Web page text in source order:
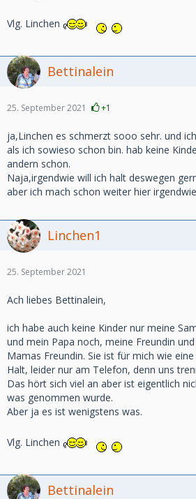
Vlg. Linchen
Bettinalein
25. September 2021 +1
ja,Linchen es schmerzt sooo sehr. und
als ich sowieso schon bin. hab keine
andern schon.
Naja,irgendwie will ich halt deswegen
aber ich mach schon weiter hier
Linchen1
25. September 2021
Ach liebes Bettinalein,
ich habe auch keine Kinder nur meine
und mein Papa noch, meine Freundin
Mamas Freundin. Sie ist für mich wie
Halt, leider nur am Telefon, denn uns
Das hört sich viel an aber ist eigentlich
was genommen wurde.
Aber ja es ist wenigstens was.
Vlg. Linchen
Bettinalein